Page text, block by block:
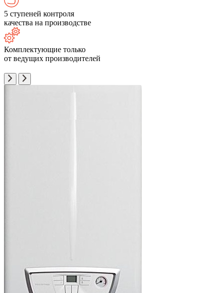
5 ступеней контроля
качества на производстве
Комплектующие только
от ведущих производителей